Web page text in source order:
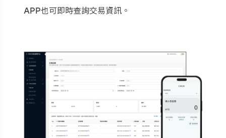
APP也可即時查詢交易資訊。